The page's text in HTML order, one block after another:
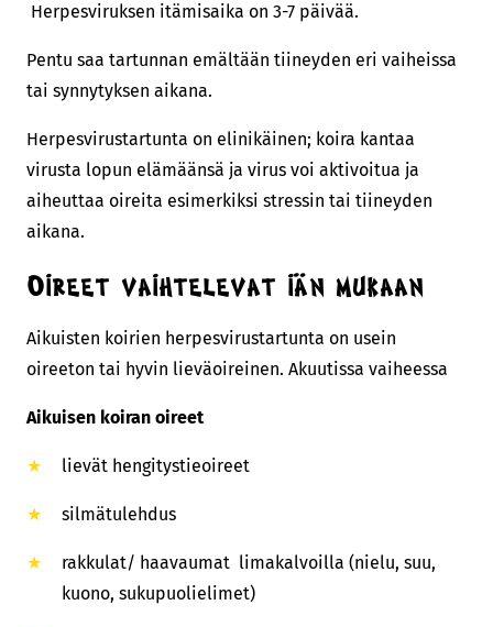
Herpesviruksen itämisaika on 3-7 päivää.
Pentu saa tartunnan emältään tiineyden eri vaiheissa
tai synnytyksen aikana.
Herpesvirustartunta on elinikäinen; koira kantaa
virusta lopun elämäänsä ja virus voi aktivoitua ja
aiheuttaa oireita esimerkiksi stressin tai tiineyden
aikana.
Oireet vaihtelevat iän mukaan
Aikuisten koirien herpesvirustartunta on usein
oireeton tai hyvin lieväoireinen. Akuutissa vaiheessa
Aikuisen koiran oireet
lievät hengitystieoireet
silmätulehdus
rakkulat/ haavaumat limakalvoilla (nielu, suu,
kuono, sukupuolielimet)